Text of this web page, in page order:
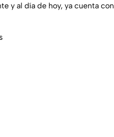
y al día de hoy, ya cuenta con